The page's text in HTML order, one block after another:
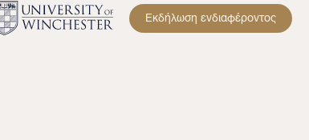
Εκδήλωση ενδιαφέροντος